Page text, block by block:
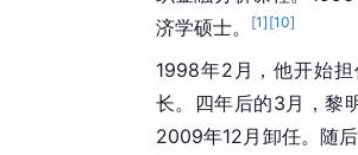
济学硕士。
[1] [10]
1998年2月，他开始担
长。四年后的3月，黎
2009年12月卸任。随